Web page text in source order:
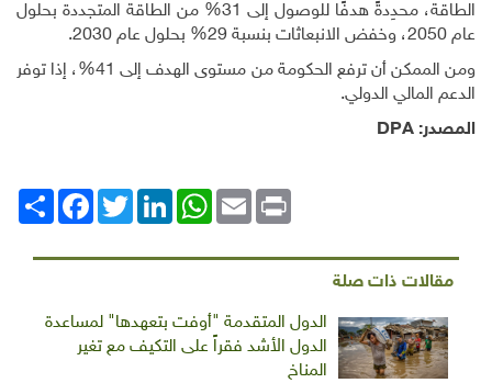
الطاقة، محدِدةً هدفًا للوصول إلى 31% من الطاقة المتجددة بحلول
عام 2050، وخفض الانبعاثات بنسبة 29% بحلول عام 2030.
ومن الممكن أن ترفع الحكومة من مستوى الهدف إلى 41%، إذا توفر
الدعم المالي الدولي.
المصدر: DPA
انشر
FacebookTwitterLinkedIn
WhatsAppEmail Print
مقالات ذات صلة
الدول المتقدمة "أوفت بتعهدها" لمساعدة
الدول الأشد فقراً على التكيف مع تغير
المناخ